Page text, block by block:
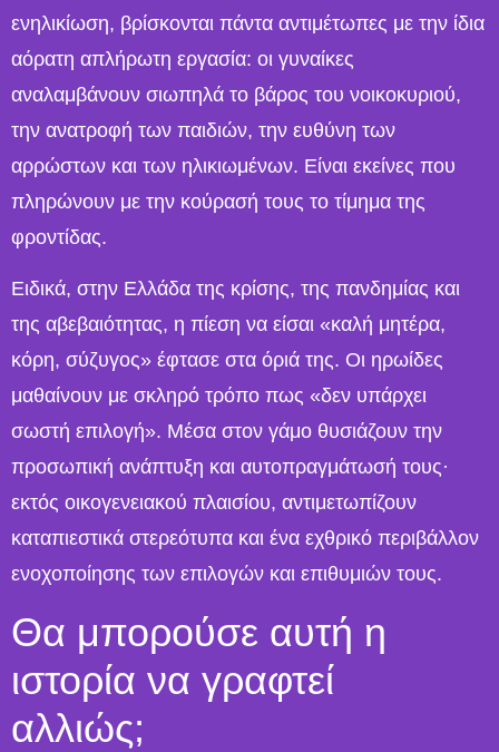
ενηλικίωση, βρίσκονται πάντα αντιμέτωπες με την ίδια
αόρατη απλήρωτη εργασία: οι γυναίκες
αναλαμβάνουν σιωπηλά το βάρος του νοικοκυριού,
την ανατροφή των παιδιών, την ευθύνη των
αρρώστων και των ηλικιωμένων. Είναι εκείνες που
πληρώνουν με την κούρασή τους το τίμημα της
φροντίδας.
Ειδικά, στην Ελλάδα της κρίσης, της πανδημίας και
της αβεβαιότητας, η πίεση να είσαι «καλή μητέρα,
κόρη, σύζυγος» έφτασε στα όριά της. Οι ηρωίδες
μαθαίνουν με σκληρό τρόπο πως «δεν υπάρχει
σωστή επιλογή». Μέσα στον γάμο θυσιάζουν την
προσωπική ανάπτυξη και αυτοπραγμάτωσή τους·
εκτός οικογενειακού πλαισίου, αντιμετωπίζουν
καταπιεστικά στερεότυπα και ένα εχθρικό περιβάλλον
ενοχοποίησης των επιλογών και επιθυμιών τους.
Θα μπορούσε αυτή η
ιστορία να γραφτεί
αλλιώς;